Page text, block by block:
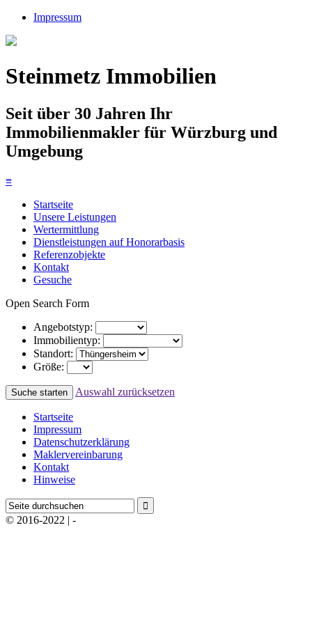
Impressum
Steinmetz Immobilien
Seit über 30 Jahren Ihr
Immobilienmakler für Würzburg und
Umgebung
≡
Startseite
Unsere Leistungen
Wertermittlung
Dienstleistungen auf Honorarbasis
Referenzobjekte
Kontakt
Gesuche
Open Search Form
Angebotstyp:
Immobilientyp:
Standort:
Größe:
Auswahl zurücksetzen
Startseite
Impressum
Datenschutzerklärung
Maklervereinbarung
Kontakt
Hinweise
© 2016-2022 | -